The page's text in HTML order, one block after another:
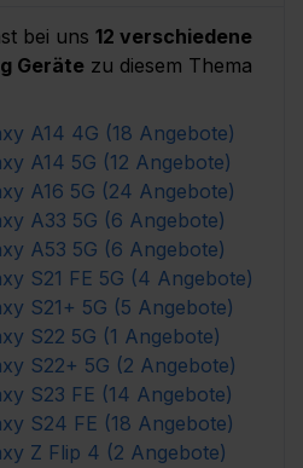
bei uns 12 verschiedene
Geräte zu diesem Thema
A14 4G (18 Angebote)
A14 5G (12 Angebote)
A16 5G (24 Angebote)
A33 5G (6 Angebote)
A53 5G (6 Angebote)
S21 FE 5G (4 Angebote)
S21+ 5G (5 Angebote)
S22 5G (1 Angebote)
S22+ 5G (2 Angebote)
S23 FE (14 Angebote)
S24 FE (18 Angebote)
Z Flip 4 (2 Angebote)